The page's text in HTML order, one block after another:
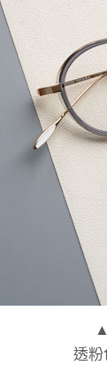
透粉